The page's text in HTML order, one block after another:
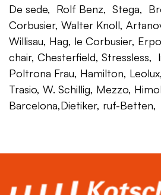
De sede, Rolf Benz, Stega,
Corbusier, Walter Knoll,
Willisau, Hag, le Corbusier,
chair, Chesterfield, Stressless,
Poltrona Frau, Hamilton,
Trasio, W. Schillig, Mezzo,
Barcelona,Dietiker, ruf-Betten,